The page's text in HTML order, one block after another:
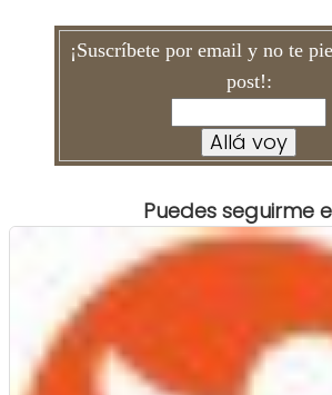
¡Suscríbete por email y no te
post!:
Puedes seguirme